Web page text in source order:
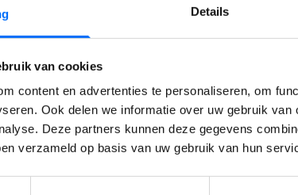
Details
van cookies
content en advertenties te personaliseren, om
Ook delen we informatie over uw gebruik
Deze partners kunnen deze gegevens
verzameld op basis van uw gebruik van hun